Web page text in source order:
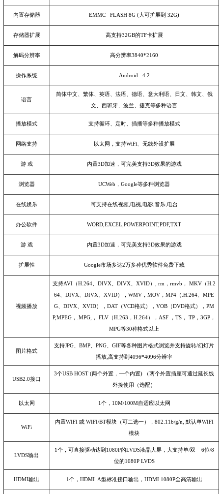
内置存储器 EMMC FLASH 8G (大可扩展到 32G)
存储器扩展 高支持32GB的TF卡扩展
解码分辨率 高分辨率3840*2160
操作系统 Android 4.2
语言
简体中文、繁体、英语、法语、德语、意大利语、日文、韩文、俄
文、西班牙、波兰、捷克等多种语言
播放模式 支持循环、定时、插播等多种播放模式
网络支持 以太网，支持WiFi 、无线外设扩展
游 戏 内置3D加速，可完美支持3D效果的游戏
浏览器 UCWeb ，Google等多种浏览器
在线娱乐 可支持在线视频, 电视, 电影, 音乐, 电台
办公软件 WORD,EXCEL,POWERPOINT,PDF,TXT
游 戏 内置3D加速，可完美支持3D效果的游戏
扩展性 Google市场多达2万多种优秀软件免费下载
视频播放
支持AVI （H.264 、DIVX 、DIVX 、XVID） , rm ，rmvb ， MKV （H.2
64 、DIVX 、DIVX 、XVID），WMV ，MOV ，MP4 （ .H.264 、MPE
G 、DIVX 、XVID），DAT （VCD格式），VOB （DVD格式），PM
P,MPEG ， .MPG, ， FLV （H.263 ，H.264）， ASF ，TS ， TP ，3GP ，
MPG等30种格式以上
图片格式
支持JPG 、BMP 、PNG 、GIF等各种图片格式浏览并支持旋转/幻灯片
播放 ,高支持到4096*4096分辨率
USB2.0接口
3个USB HOST (两个外置，一个内置)
（两个外置插座可通过延长线
外接使用（选配）
以太网 1个， 10M/100M自适应以太网
WiFi
内置WIFI 或WIFI/BT模块（可二选一）， 802.11b/g/n, 默认单WIFI
模块
LVDS输出
1个，可直接驱动达到1080P的LVDS液晶大屏，大支持单/双 6位/8
位的1080P LVDS
HDMI输出 1个， HDMI A型标准接口输出， HDMI 1080P全高清输出